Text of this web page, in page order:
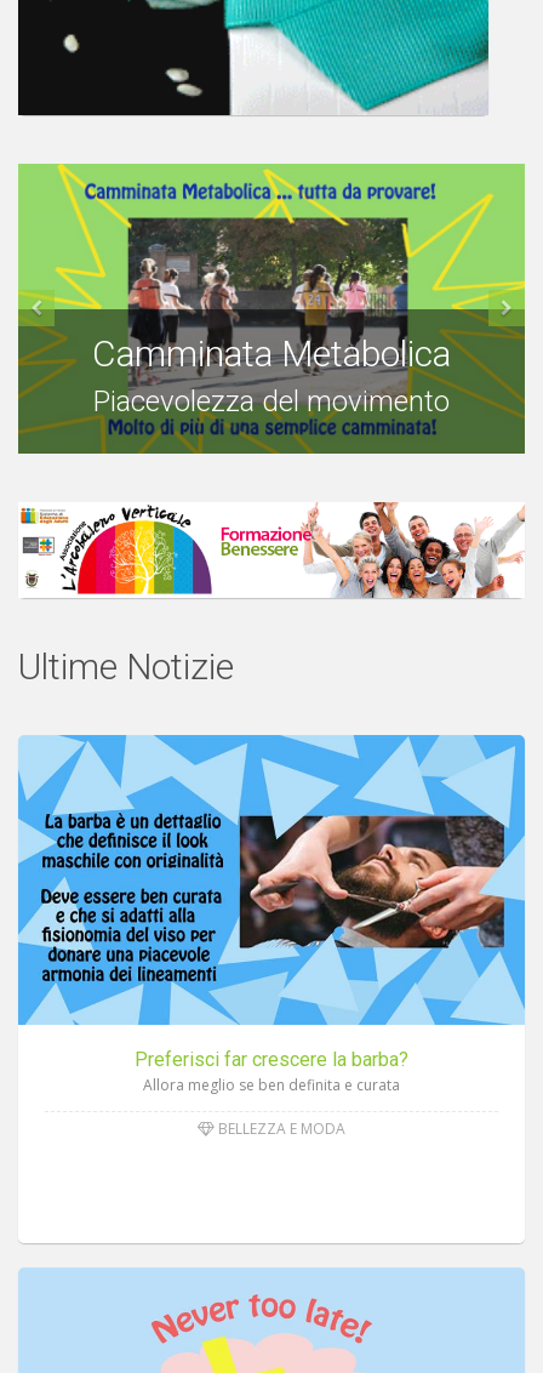
Camminata Metabolica
Piacevolezza del movimento
Ultime Notizie
Preferisci far crescere la barba?
Allora meglio se ben definita e curata
BELLEZZA E MODA